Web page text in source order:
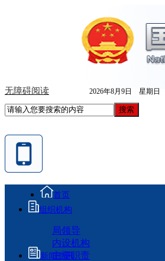
无障碍阅读 2026年8月9日 星期日
首页
组织机构
局领导
内设机构
主要职责
新闻资讯